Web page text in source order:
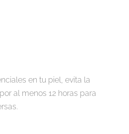
en tu piel, evita la
al menos 12 horas para